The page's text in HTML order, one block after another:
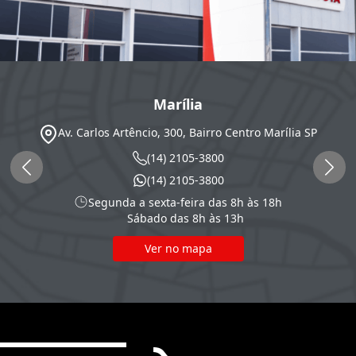
Marília
Av. Carlos Artêncio, 300, Bairro Centro Marília SP
(14) 2105-3800
(14) 2105-3800
Segunda a sexta-feira das 8h às 18h
Sábado das 8h às 13h
Ver no mapa